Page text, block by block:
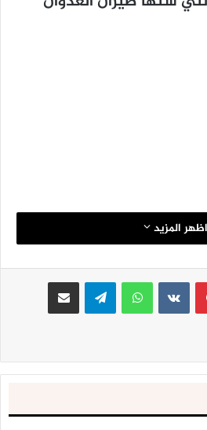
اظهر المزيد
بينتيريست واتساب تيلقرام مشاركة عبر البريد